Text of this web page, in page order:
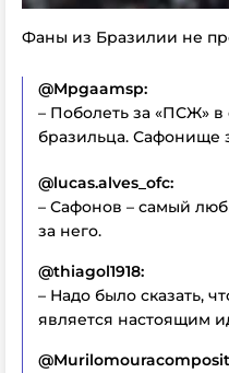
Фаны из Бразилии не
@Mpgaamsp:
– Поболеть за «ПСЖ»
бразильца. Сафонище
@lucas.alves_ofc:
– Сафонов – самый
за него.
@thiagol1918:
– Надо было сказать,
является настоящим